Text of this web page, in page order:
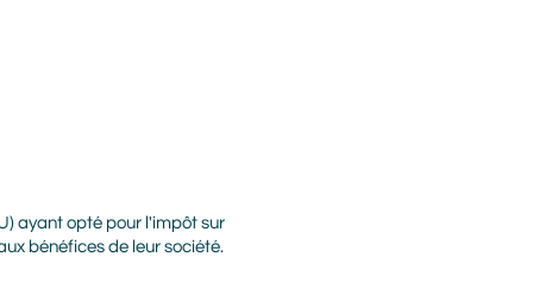
ayant opté pour l'impôt sur
bénéfices de leur société.